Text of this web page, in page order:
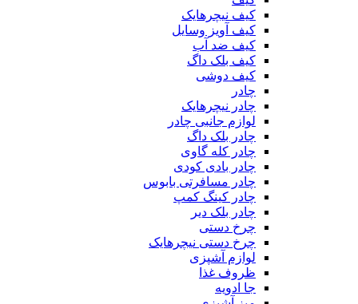
کیف نیچرهایک
کیف آویز وسایل
کیف ضد آب
کیف بلک داگ
کیف دوشی
چادر
چادر نیچرهایک
لوازم جانبی چادر
چادر بلک داگ
چادر کله گاوی
چادر بادی کودی
چادر مسافرتی بابوس
چادر کینگ کمپ
چادر بلک دیر
چرخ دستی
چرخ دستی نیچرهایک
لوازم آشپزی
ظروف غذا
جا ادویه